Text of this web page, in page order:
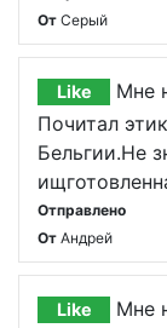
От Серый
Like
Мне
Почитал
Бельгии.Не
Отправлено
От Андрей
Like Мне